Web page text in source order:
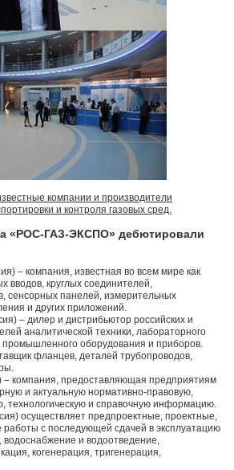
компании и производители
и контроля газовых сред.
«РОС-ГАЗ-ЭКСПО» дебютировали
– компания, известная во всем мире как
вводов, круглых соединителей,
сенсорных панелей, измерительных
и других приложений.
– дилер и дистрибьютор российских и
аналитической техники, лабораторного
оборудования и приборов.
фланцев, деталей трубопроводов,
– компания, предоставляющая предприятиям
и актуальную нормативно-правовую,
технологическую и справочную информацию.
осуществляет предпроектные, проектные,
с последующей сдачей в эксплуатацию
водоснабжение и водоотведение,
когенерация, тригенерация,